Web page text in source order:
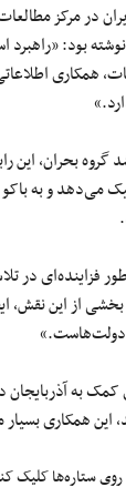
در مرکز
بود: «راهبرد
همکاری
گروه بحران، این
می‌دهد و به
فزاینده‌ای در
از این نقش،
دولت‌هاست.»
کمک به
این همکاری
روی ستاره‌ها کلیک